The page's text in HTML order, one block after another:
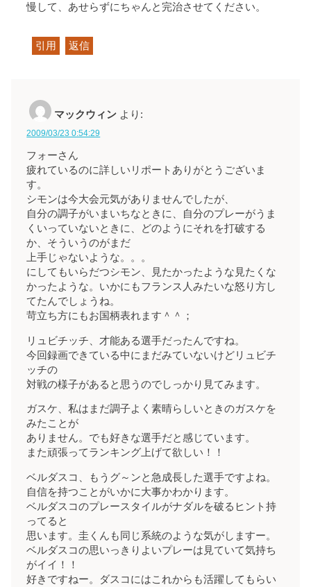
慢して、あせらずにちゃんと完治させてください。
引用 返信
マックウィン より:
2009/03/23 0:54:29
フォーさん
疲れているのに詳しいリポートありがとうございま
す。
シモンは今大会元気がありませんでしたが、
自分の調子がいまいちなときに、自分のプレーがうま
くいっていないときに、どのようにそれを打破する
か、そういうのがまだ
上手じゃないような。。。
にしてもいらだつシモン、見たかったような見たくな
かったような。いかにもフランス人みたいな怒り方し
てたんでしょうね。
苛立ち方にもお国柄表れます＾＾；
リュビチッチ、才能ある選手だったんですね。
今回録画できている中にまだみていないけどリュビチ
ッチの
対戦の様子があると思うのでしっかり見てみます。
ガスケ、私はまだ調子よく素晴らしいときのガスケを
みたことが
ありません。でも好きな選手だと感じています。
また頑張ってランキング上げて欲しい！！
ベルダスコ、もうグ～ンと急成長した選手ですよね。
自信を持つことがいかに大事かわかります。
ベルダスコのプレースタイルがナダルを破るヒント持
ってると
思います。圭くんも同じ系統のような気がしますー。
ベルダスコの思いっきりよいプレーは見ていて気持ち
がイイ！！
好きですねー。ダスコにはこれからも活躍してもらい